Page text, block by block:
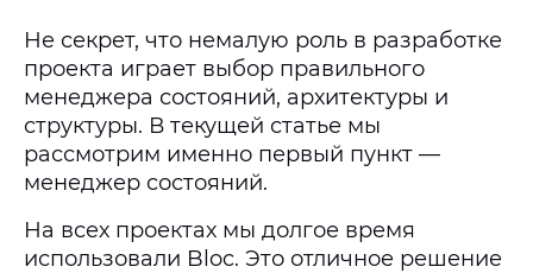
Не секрет, что немалую роль в разработке
проекта играет выбор правильного
менеджера состояний, архитектуры и
структуры. В текущей статье мы
рассмотрим именно первый пункт —
менеджер состояний.
На всех проектах мы долгое время
использовали Bloc. Это отличное решение